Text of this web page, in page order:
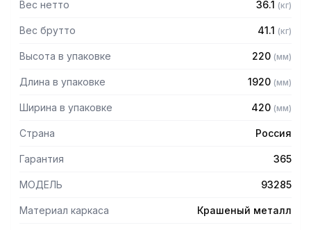
— Стеллаж поставляется в разобранном виде
Вес нетто 36.1 (кг)
Вес брутто 41.1 (кг)
Высота в упаковке 220 (мм)
Длина в упаковке 1920 (мм)
Ширина в упаковке 420 (мм)
Страна Россия
Гарантия 365
МОДЕЛЬ 93285
Материал каркаса Крашеный металл